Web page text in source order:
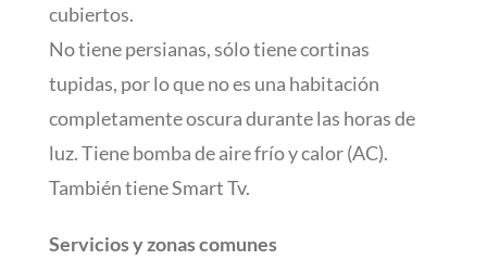
cubiertos.
No tiene persianas, sólo tiene cortinas
tupidas, por lo que no es una habitación
completamente oscura durante las horas de
luz. Tiene bomba de aire frío y calor (AC).
También tiene Smart Tv.
Servicios y zonas comunes